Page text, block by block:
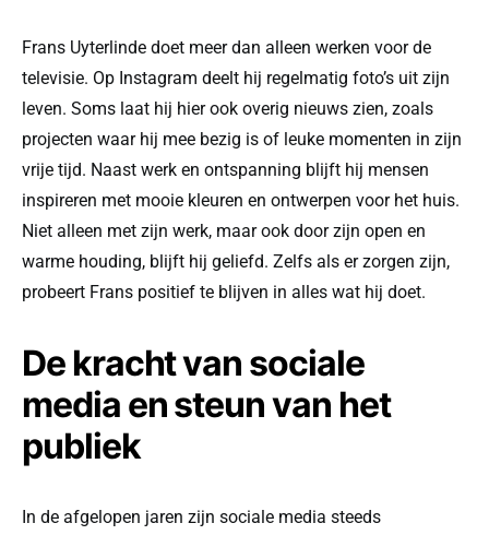
Frans Uyterlinde doet meer dan alleen werken voor de
televisie. Op Instagram deelt hij regelmatig foto’s uit zijn
leven. Soms laat hij hier ook overig nieuws zien, zoals
projecten waar hij mee bezig is of leuke momenten in zijn
vrije tijd. Naast werk en ontspanning blijft hij mensen
inspireren met mooie kleuren en ontwerpen voor het huis.
Niet alleen met zijn werk, maar ook door zijn open en
warme houding, blijft hij geliefd. Zelfs als er zorgen zijn,
probeert Frans positief te blijven in alles wat hij doet.
De kracht van sociale
media en steun van het
publiek
In de afgelopen jaren zijn sociale media steeds